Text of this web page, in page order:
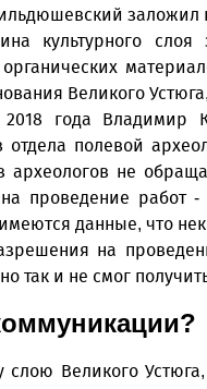
заложил
культурного
Великого
2018 года Владимир
отдела полевой
археологов не
проведение работ
данные, что
на
так и не смог
слою Великого